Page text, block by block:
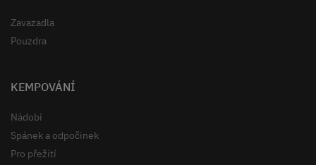
Zavazadla
Pouzdra
KEMPOVÁNÍ
Nádobí
Spánek a odpočinek
Pro přežití